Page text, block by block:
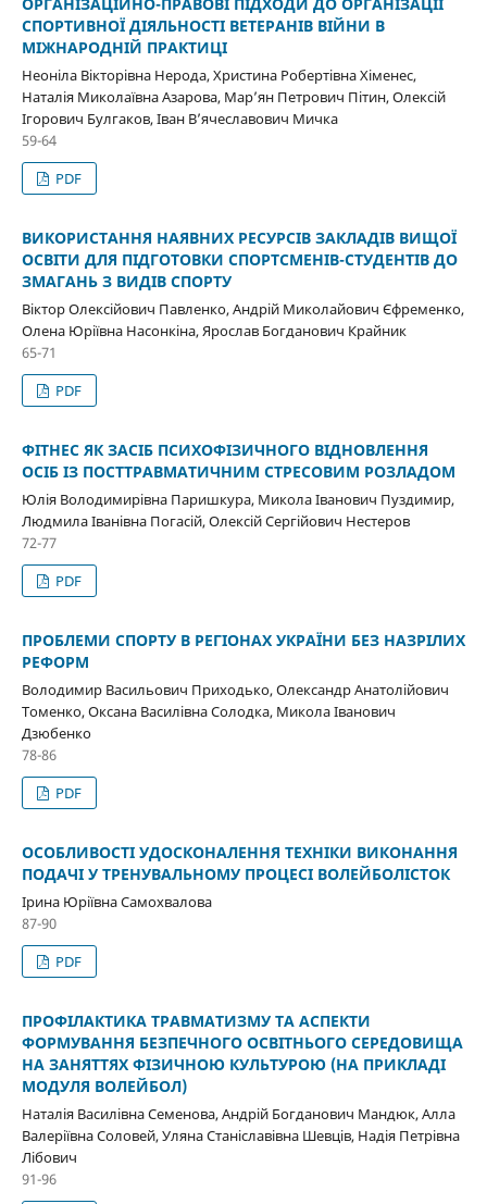
СПОРТИВНОЇ ДІЯЛЬНОСТІ ВЕТЕРАНІВ ВІЙНИ В
МІЖНАРОДНІЙ ПРАКТИЦІ
Неоніла Вікторівна Нерода, Христина Робертівна Хіменес,
Наталія Миколаївна Азарова, Мар’ян Петрович Пітин, Олексій
Ігорович Булгаков, Іван В’ячеславович Мичка
59-64
PDF
ВИКОРИСТАННЯ НАЯВНИХ РЕСУРСІВ ЗАКЛАДІВ ВИЩОЇ
ОСВІТИ ДЛЯ ПІДГОТОВКИ СПОРТСМЕНІВ-СТУДЕНТІВ ДО
ЗМАГАНЬ З ВИДІВ СПОРТУ
Віктор Олексійович Павленко, Андрій Миколайович Єфременко,
Олена Юріївна Насонкіна, Ярослав Богданович Крайник
65-71
PDF
ФІТНЕС ЯК ЗАСІБ ПСИХОФІЗИЧНОГО ВІДНОВЛЕННЯ
ОСІБ ІЗ ПОСТТРАВМАТИЧНИМ СТРЕСОВИМ РОЗЛАДОМ
Юлія Володимирівна Паришкура, Микола Іванович Пуздимир,
Людмила Іванівна Погасій, Олексій Сергійович Нестеров
72-77
PDF
ПРОБЛЕМИ СПОРТУ В РЕГІОНАХ УКРАЇНИ БЕЗ НАЗРІЛИХ
РЕФОРМ
Володимир Васильович Приходько, Олександр Анатолійович
Томенко, Оксана Василівна Солодка, Микола Іванович
Дзюбенко
78-86
PDF
ОСОБЛИВОСТІ УДОСКОНАЛЕННЯ ТЕХНІКИ ВИКОНАННЯ
ПОДАЧІ У ТРЕНУВАЛЬНОМУ ПРОЦЕСІ ВОЛЕЙБОЛІСТОК
Ірина Юріївна Самохвалова
87-90
PDF
ПРОФІЛАКТИКА ТРАВМАТИЗМУ ТА АСПЕКТИ
ФОРМУВАННЯ БЕЗПЕЧНОГО ОСВІТНЬОГО СЕРЕДОВИЩА
НА ЗАНЯТТЯХ ФІЗИЧНОЮ КУЛЬТУРОЮ (НА ПРИКЛАДІ
МОДУЛЯ ВОЛЕЙБОЛ)
Наталія Василівна Семенова, Андрій Богданович Мандюк, Алла
Валеріївна Соловей, Уляна Станіславівна Шевців, Надія Петрівна
Лібович
91-96